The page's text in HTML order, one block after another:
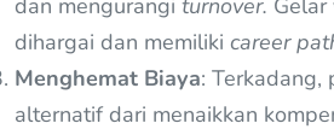
dan mengurangi turnover.
dihargai dan memiliki career
Menghemat Biaya: Terkadang,
alternatif dari menaikkan